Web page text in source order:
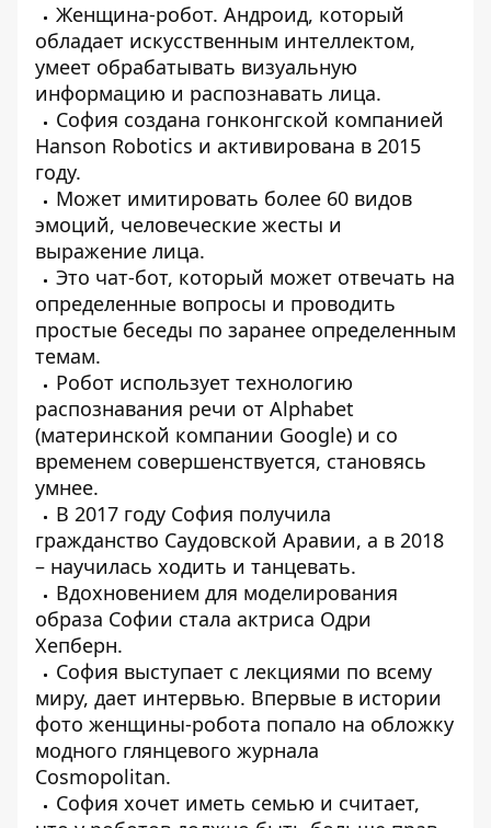
Женщина-робот. Андроид, который
обладает искусственным интеллектом,
умеет обрабатывать визуальную
информацию и распознавать лица.
София создана гонконгской компанией
Hanson Robotics и активирована в 2015
году.
Может имитировать более 60 видов
эмоций, человеческие жесты и
выражение лица.
Это чат-бот, который может отвечать на
определенные вопросы и проводить
простые беседы по заранее определенным
темам.
Робот использует технологию
распознавания речи от Alphabet
(материнской компании Google) и со
временем совершенствуется, становясь
умнее.
В 2017 году София получила
гражданство Саудовской Аравии, а в 2018
– научилась ходить и танцевать.
Вдохновением для моделирования
образа Софии стала актриса Одри
Хепберн.
София выступает с лекциями по всему
миру, дает интервью. Впервые в истории
фото женщины-робота попало на обложку
модного глянцевого журнала
Cosmopolitan.
София хочет иметь семью и считает,